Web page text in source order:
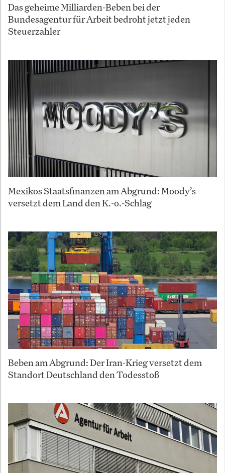
Das geheime Milliarden-Beben bei der
Bundesagentur für Arbeit bedroht jetzt jeden
Steuerzahler
Mexikos Staatsfinanzen am Abgrund: Moody’s
versetzt dem Land den K.-o.-Schlag
Beben am Abgrund: Der Iran-Krieg versetzt dem
Standort Deutschland den Todesstoß